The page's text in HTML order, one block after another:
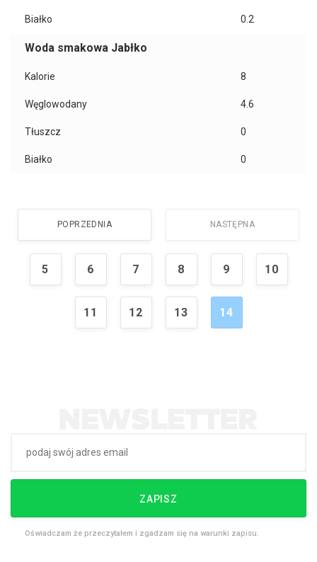
Białko 0.2
Woda smakowa Jabłko
Kalorie 8
Węglowodany 4.6
Tłuszcz 0
Białko 0
POPRZEDNIA NASTĘPNA
5 6 7 8 9 10
11 12 13 14
ZAPISZ
Oświadczam że przeczytałem i zgadzam się na warunki zapisu.